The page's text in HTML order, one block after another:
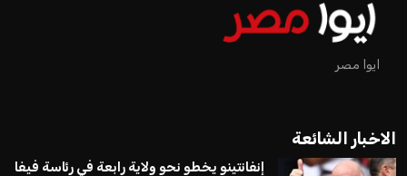
ايوا مصر
الاخبار الشائعة
إنفانتينو يخطو نحو ولاية رابعة في رئاسة فيفا